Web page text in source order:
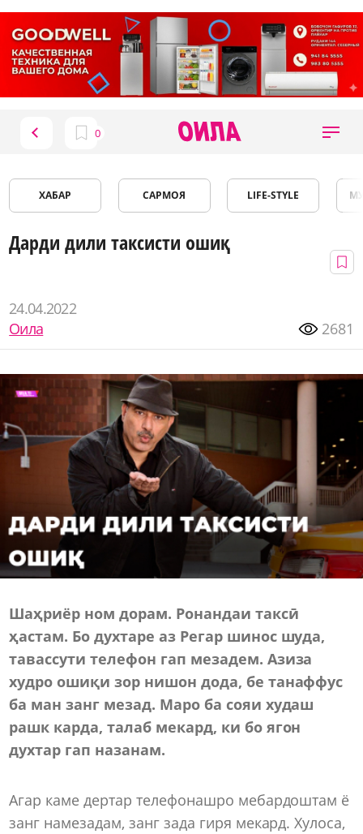
ХАБАР САРМОЯ LIFE-STYLE
Дарди дили таксисти ошиқ
24.04.2022
Оила
2681
Шаҳриёр ном дорам. Ронандаи таксӣ
ҳастам. Бо духтаре аз Регар шинос шуда,
тавассути телефон гап мезадем. Азиза
худро ошиқи зор нишон дода, бе танаффус
ба ман занг мезад. Маро ба сояи худаш
рашк карда, талаб мекард, ки бо ягон
духтар гап назанам.
Агар каме дертар телефонашро мебардоштам ё
занг намезадам, занг зада гиря мекард. Хулоса,